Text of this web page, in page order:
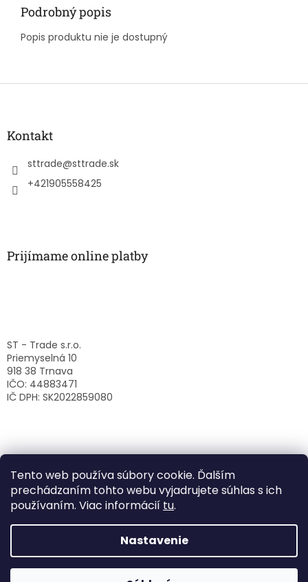
Tento web používa súbory cookie. Ďalším
prechádzaním tohto webu vyjadrujete súhlas s ich
používaním. Viac informácií tu.
Nastavenie
Podrobný popis
Popis produktu nie je dostupný
Z
Kontakt
sttrade@sttrade.sk
+421905558425
Prijímame online platby
ST - Trade s.r.o.
Priemyselná 10
918 38 Trnava
IČO: 44883471
IČ DPH: SK2022859080
Vytvoril Shoptet